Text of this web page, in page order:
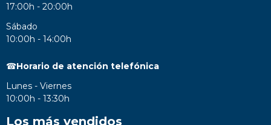
17:00h - 20:00h
Sábado
10:00h - 14:00h
☎Horario de atención telefónica
Lunes - Viernes
10:00h - 13:30h
Los más vendidos